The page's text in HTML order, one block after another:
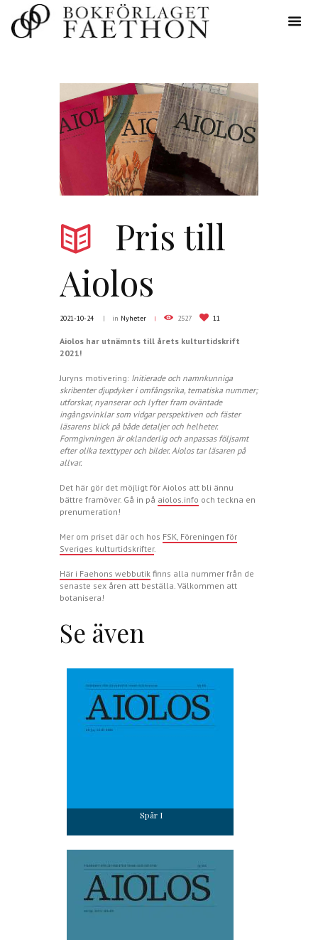
Pris till
Aiolos
2021-10-24 in Nyheter 2527 11
Aiolos har utnämnts till årets kulturtidskrift
2021!
Juryns motivering: Initierade och namnkunniga
skribenter djupdyker i omfångsrika, tematiska nummer;
utforskar, nyanserar och lyfter fram oväntade
ingångsvinklar som vidgar perspektiven och fäster
läsarens blick på både detaljer och helheter.
Formgivningen är oklanderlig och anpassas följsamt
efter olika texttyper och bilder. Aiolos tar läsaren på
allvar.
Det här gör det möjligt för Aiolos att bli ännu
bättre framöver. Gå in på aiolos.info och teckna en
prenumeration!
Mer om priset där och hos FSK, Föreningen för
Sveriges kulturtidskrifter.
Här i Faehons webbutik finns alla nummer från de
senaste sex åren att beställa. Välkommen att
botanisera!
Se även
Spår I